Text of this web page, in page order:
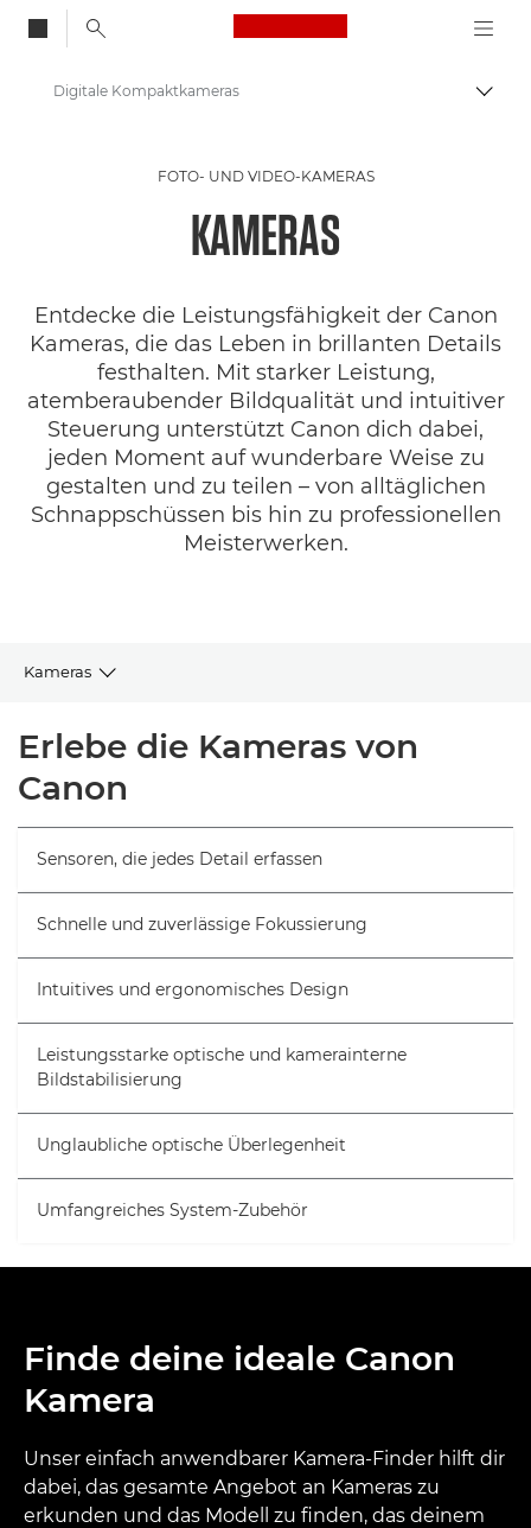
Canon Logo, back
Auf
Digitale Kompaktkameras
FOTO- UND VIDEO-KAMERAS
KAMERAS
Entdecke die Leistungsfähigkeit der Canon
Kameras, die das Leben in brillanten Details
festhalten. Mit starker Leistung,
atemberaubender Bildqualität und intuitiver
Steuerung unterstützt Canon dich dabei,
jeden Moment auf wunderbare Weise zu
gestalten und zu teilen – von alltäglichen
Schnappschüssen bis hin zu professionellen
Meisterwerken.
Kameras
Alle Kameras erkunden
Objektive und Zubehör
Tipps & Techniken
Erlebe die Kameras von
Canon
Sensoren, die jedes Detail erfassen
Schnelle und zuverlässige Fokussierung
Intuitives und ergonomisches Design
Leistungsstarke optische und kamerainterne
Bildstabilisierung
Unglaubliche optische Überlegenheit
Umfangreiches System-Zubehör
Finde deine ideale Canon
Kamera
Unser einfach anwendbarer Kamera-Finder hilft dir
dabei, das gesamte Angebot an Kameras zu
erkunden und das Modell zu finden, das deinem